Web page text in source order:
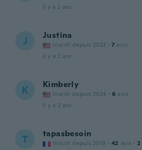
il y a 2 ans
J Justina
Inscrit depuis 2022 · 7 avis
il y a 2 ans
K Kimberly
Inscrit depuis 2024 · 6 avis
il y a 2 ans
T tapasbesoin
Inscrit depuis 2019 · 42 avis · 2